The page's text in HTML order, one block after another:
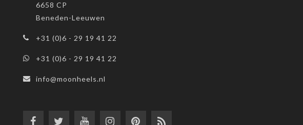
6658 CP
Beneden-Leeuwen
+31 (0)6 - 29 19 41 22
+31 (0)6 - 29 19 41 22
info@moonheels.nl